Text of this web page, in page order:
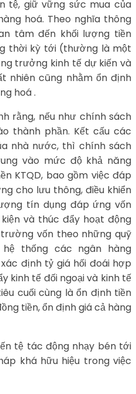
tệ, giữ vững sức mua của
hoá. Theo nghĩa thông
tâm đến khối lượng tiền
thời kỳ tới (thường là một
trưởng kinh tế dự kiến và
nhiên cũng nhằm ổn định
hoá .
rằng, nếu như chính sách
thành phần. Kết cấu các
nhà nước, thì chính sách
vào mức độ khả năng
KTQD, bao gồm việc đáp
cho lưu thông, điều khiển
tín dụng đáp ứng vốn
và thúc đẩy hoạt động
vốn theo những quỹ
thống các ngân hàng
định tỷ giá hối đoái hợp
kinh tế đối ngoại và kinh tế
cuối cùng là ổn định tiền
tiền, ổn định giá cả hàng
tệ tác động nhạy bén tới
khá hữu hiệu trong việc